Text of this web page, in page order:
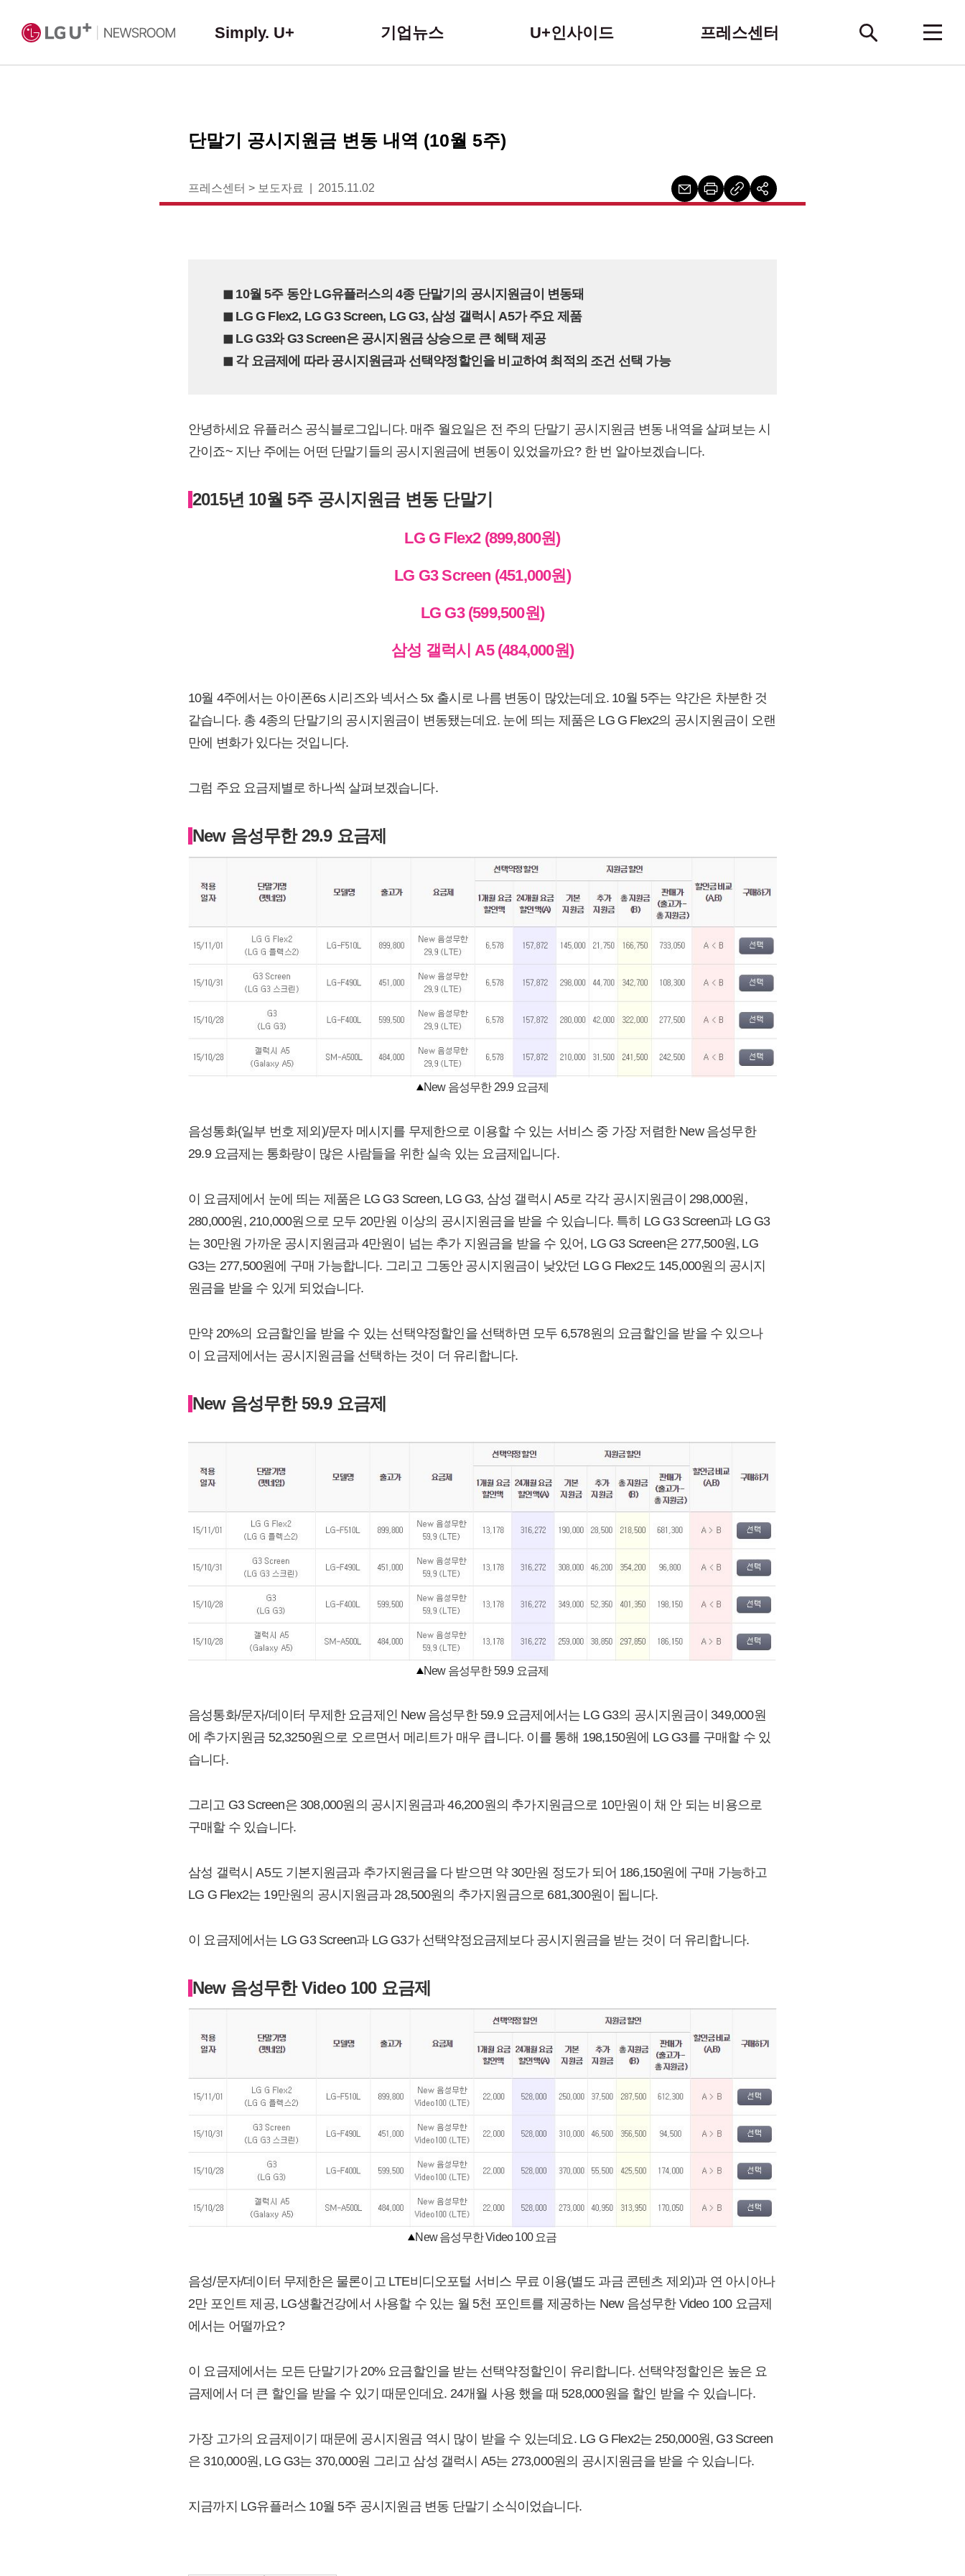
Simply. U+ 기업뉴스 U+인사이드 프레스센터
단말기 공시지원금 변동 내역 (10월 5주)
프레스센터 > 보도자료 2015.11.02
◼︎ 10월 5주 동안 LG유플러스의 4종 단말기의 공시지원금이 변동돼
◼︎ LG G Flex2, LG G3 Screen, LG G3, 삼성 갤럭시 A5가 주요 제품
◼︎ LG G3와 G3 Screen은 공시지원금 상승으로 큰 혜택 제공
◼︎ 각 요금제에 따라 공시지원금과 선택약정할인을 비교하여 최적의 조건 선택 가능
안녕하세요 유플러스 공식블로그입니다. 매주 월요일은 전 주의 단말기 공시지원금 변동 내역을 살펴보는 시
간이죠~ 지난 주에는 어떤 단말기들의 공시지원금에 변동이 있었을까요? 한 번 알아보겠습니다.
2015년 10월 5주 공시지원금 변동 단말기
LG G Flex2 (899,800원)
LG G3 Screen (451,000원)
LG G3 (599,500원)
삼성 갤럭시 A5 (484,000원)
10월 4주에서는 아이폰6s 시리즈와 넥서스 5x 출시로 나름 변동이 많았는데요. 10월 5주는 약간은 차분한 것
같습니다. 총 4종의 단말기의 공시지원금이 변동됐는데요. 눈에 띄는 제품은 LG G Flex2의 공시지원금이 오랜
만에 변화가 있다는 것입니다.
그럼 주요 요금제별로 하나씩 살펴보겠습니다.
New 음성무한 29.9 요금제
New 음성무한 29.9 요금제
음성통화(일부 번호 제외)/문자 메시지를 무제한으로 이용할 수 있는 서비스 중 가장 저렴한 New 음성무한
29.9 요금제는 통화량이 많은 사람들을 위한 실속 있는 요금제입니다.
이 요금제에서 눈에 띄는 제품은 LG G3 Screen, LG G3, 삼성 갤럭시 A5로 각각 공시지원금이 298,000원,
280,000원, 210,000원으로 모두 20만원 이상의 공시지원금을 받을 수 있습니다. 특히 LG G3 Screen과 LG G3
는 30만원 가까운 공시지원금과 4만원이 넘는 추가 지원금을 받을 수 있어, LG G3 Screen은 277,500원, LG
G3는 277,500원에 구매 가능합니다. 그리고 그동안 공시지원금이 낮았던 LG G Flex2도 145,000원의 공시지
원금을 받을 수 있게 되었습니다.
만약 20%의 요금할인을 받을 수 있는 선택약정할인을 선택하면 모두 6,578원의 요금할인을 받을 수 있으나
이 요금제에서는 공시지원금을 선택하는 것이 더 유리합니다.
New 음성무한 59.9 요금제
New 음성무한 59.9 요금제
음성통화/문자/데이터 무제한 요금제인 New 음성무한 59.9 요금제에서는 LG G3의 공시지원금이 349,000원
에 추가지원금 52,3250원으로 오르면서 메리트가 매우 큽니다. 이를 통해 198,150원에 LG G3를 구매할 수 있
습니다.
그리고 G3 Screen은 308,000원의 공시지원금과 46,200원의 추가지원금으로 10만원이 채 안 되는 비용으로
구매할 수 있습니다.
삼성 갤럭시 A5도 기본지원금과 추가지원금을 다 받으면 약 30만원 정도가 되어 186,150원에 구매 가능하고
LG G Flex2는 19만원의 공시지원금과 28,500원의 추가지원금으로 681,300원이 됩니다.
이 요금제에서는 LG G3 Screen과 LG G3가 선택약정요금제보다 공시지원금을 받는 것이 더 유리합니다.
New 음성무한 Video 100 요금제
New 음성무한 Video 100 요금
음성/문자/데이터 무제한은 물론이고 LTE비디오포털 서비스 무료 이용(별도 과금 콘텐츠 제외)과 연 아시아나
2만 포인트 제공, LG생활건강에서 사용할 수 있는 월 5천 포인트를 제공하는 New 음성무한 Video 100 요금제
에서는 어떨까요?
이 요금제에서는 모든 단말기가 20% 요금할인을 받는 선택약정할인이 유리합니다. 선택약정할인은 높은 요
금제에서 더 큰 할인을 받을 수 있기 때문인데요. 24개월 사용 했을 때 528,000원을 할인 받을 수 있습니다.
가장 고가의 요금제이기 때문에 공시지원금 역시 많이 받을 수 있는데요. LG G Flex2는 250,000원, G3 Screen
은 310,000원, LG G3는 370,000원 그리고 삼성 갤럭시 A5는 273,000원의 공시지원금을 받을 수 있습니다.
지금까지 LG유플러스 10월 5주 공시지원금 변동 단말기 소식이었습니다.